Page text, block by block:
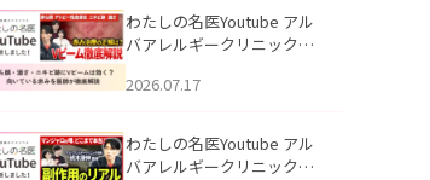
公開いたしました。
わたしの名医Youtube アル
バアレルギークリニック札
跡にVビームは効く？向いて
説」を公開いたしました。
2026.07.17
わたしの名医Youtube アル
バアレルギークリニック札